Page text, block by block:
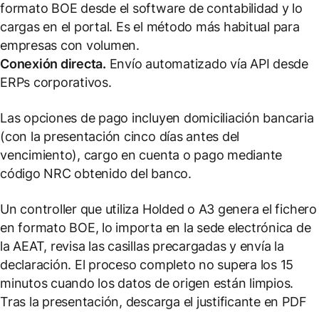
formato BOE desde el software de contabilidad y lo
cargas en el portal. Es el método más habitual para
empresas con volumen.
Conexión directa. Envío automatizado vía API desde
ERPs corporativos.
Las opciones de pago incluyen domiciliación bancaria
(con la presentación cinco días antes del
vencimiento), cargo en cuenta o pago mediante
código NRC obtenido del banco.
Un controller que utiliza Holded o A3 genera el fichero
en formato BOE, lo importa en la sede electrónica de
la AEAT, revisa las casillas precargadas y envía la
declaración. El proceso completo no supera los 15
minutos cuando los datos de origen están limpios.
Tras la presentación, descarga el justificante en PDF